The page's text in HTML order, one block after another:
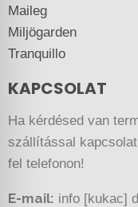
Maileg
Miljögarden
Tranquillo
KAPCSOLAT
Ha kérdésed van
szállítással
fel telefonon!
E-mail: info [kukac]